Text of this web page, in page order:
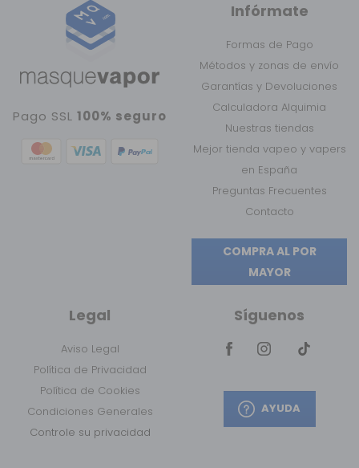
Pago SSL100% seguro
Infórmate
Formas de Pago
Métodos y zonas de envío
Garantías y Devoluciones
Calculadora Alquimia
Nuestras tiendas
Mejor tienda vapeo y vapers
en España
Preguntas Frecuentes
Contacto
COMPRA AL POR
MAYOR
Legal
Aviso Legal
Política de Privacidad
Política de Cookies
Condiciones Generales
Controle su privacidad
Síguenos
AYUDA